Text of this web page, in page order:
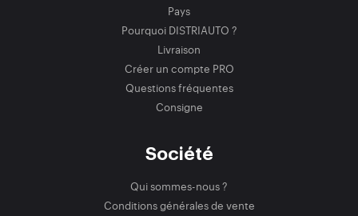
Pays
Pourquoi DISTRIAUTO ?
Livraison
Créer un compte PRO
Questions fréquentes
Consigne
Société
Qui sommes-nous ?
Conditions générales de vente